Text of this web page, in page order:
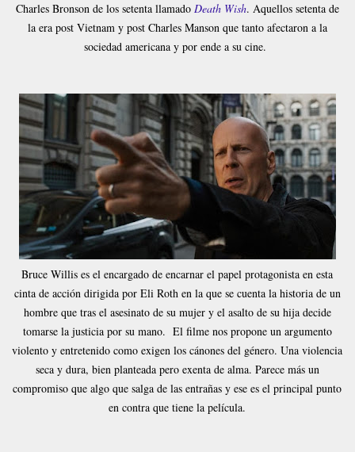
Charles Bronson de los setenta llamado Death Wish. Aquellos setenta de
la era post Vietnam y post Charles Manson que tanto afectaron a la
sociedad americana y por ende a su cine.
Bruce Willis es el encargado de encarnar el papel protagonista en esta
cinta de acción dirigida por Eli Roth en la que se cuenta la historia de un
hombre que tras el asesinato de su mujer y el asalto de su hija decide
tomarse la justicia por su mano. El filme nos propone un argumento
violento y entretenido como exigen los cánones del género. Una violencia
seca y dura, bien planteada pero exenta de alma. Parece más un
compromiso que algo que salga de las entrañas y ese es el principal punto
en contra que tiene la película.